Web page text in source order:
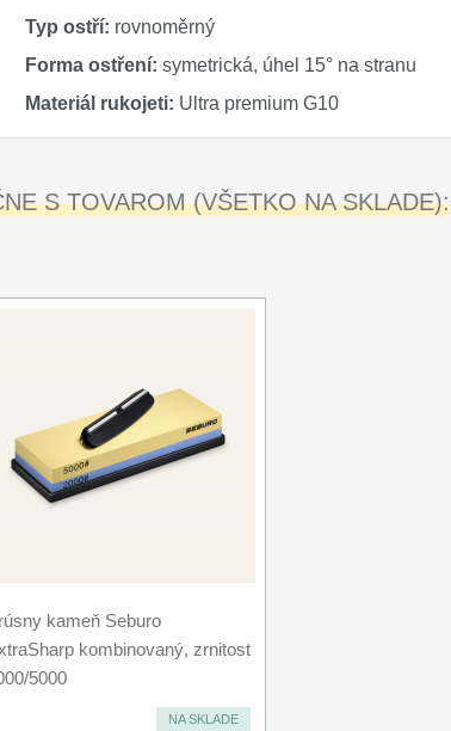
Typ ostří: rovnoměrný
Forma ostření: symetrická, úhel 15° na stranu
Materiál rukojeti: Ultra premium G10
S TOVAROM (VŠETKO NA SKLADE):
kameň Seburo
kombinovaný, zrnitost
5000
NA SKLADE